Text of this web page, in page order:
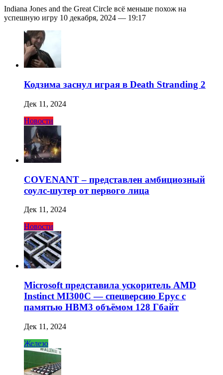
Indiana Jones and the Great Circle всё меньше похож на
успешную игру 10 декабря, 2024 — 19:17
Кодзима заснул играя в Death Stranding 2
Дек 11, 2024
Новости
COVENANT – представлен амбициозный
соулс-шутер от первого лица
Дек 11, 2024
Новости
Microsoft представила ускоритель AMD
Instinct MI300C — спецверсию Epyc с
памятью HBM3 объёмом 128 Гбайт
Дек 11, 2024
Железо